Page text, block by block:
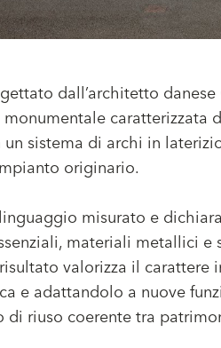
dall’architetto
caratterizzata
sistema di archi in
originario.
misurato e
materiali metallici e
valorizza il carattere
e adattandolo a nuove
di riuso coerente tra